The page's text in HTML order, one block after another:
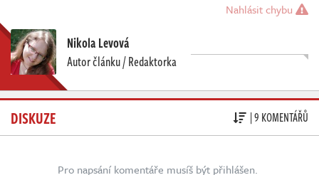
Nahlásit chybu
Nikola Levová
Autor článku / Redaktorka
DISKUZE | 9 KOMENTÁŘŮ
Pro napsání komentáře musíš být přihlášen.